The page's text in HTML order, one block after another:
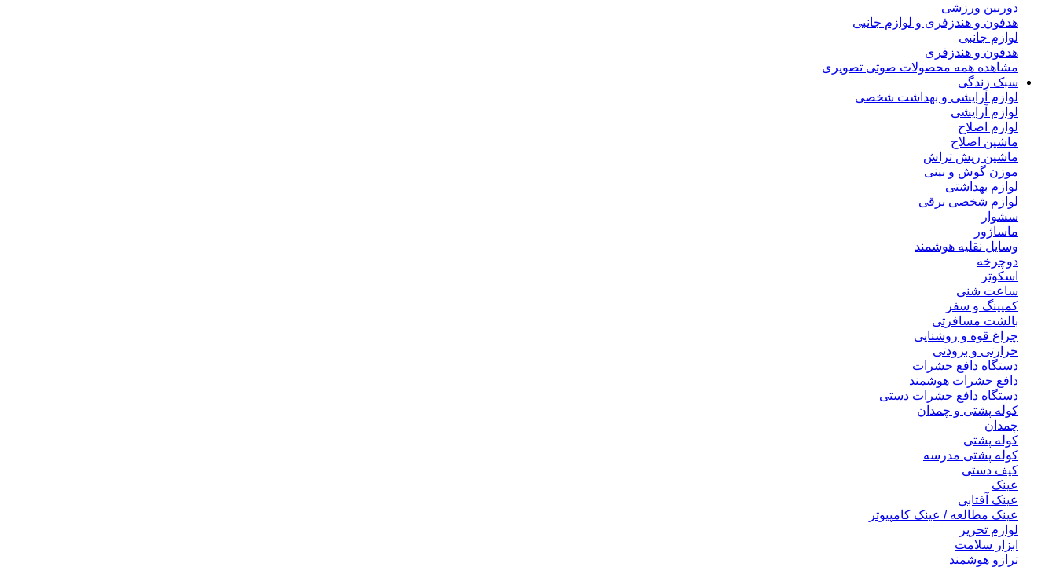
دوربین ورزشی
هدفون و هندزفری و لوازم جانبی
لوازم جانبی
هدفون و هندزفری
مشاهده همه محصولات صوتی تصویری
سبک زندگی
لوازم آرایشی و بهداشت شخصی
لوازم آرایشی
لوازم اصلاح
ماشین اصلاح
ماشین ریش تراش
موزن گوش و بینی
لوازم بهداشتی
لوازم شخصی برقی
سشوار
ماساژور
وسایل نقلیه هوشمند
دوچرخه
اسکوتر
ساعت شنی
کمپینگ و سفر
بالشت مسافرتی
چراغ قوه و روشنایی
حرارتی و برودتی
دستگاه دافع حشرات
دافع حشرات هوشمند
دستگاه دافع حشرات دستی
کوله پشتی و چمدان
چمدان
کوله پشتی
کوله پشتی مدرسه
کیف دستی
عینک
عینک آفتابی
عینک مطالعه / عینک کامپیوتر
لوازم تحریر
ابزار سلامت
ترازو هوشمند